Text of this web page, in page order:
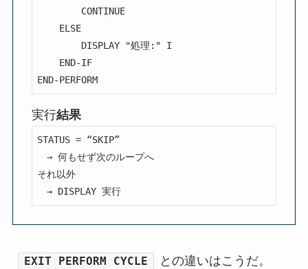
END-PERFORM
実行結果
STATUS = “SKIP”
→ 何もせず次のループへ
それ以外
→ DISPLAY 実行
EXIT PERFORM CYCLE との違いはこうだ。